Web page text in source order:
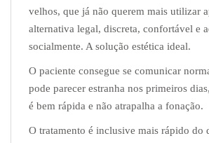
velhos, que já não querem mais utilizar
alternativa legal, discreta, confortável e
socialmente. A solução estética ideal.
O paciente consegue se comunicar
pode parecer estranha nos primeiros
é bem rápida e não atrapalha a fonação.
O tratamento é inclusive mais rápido do